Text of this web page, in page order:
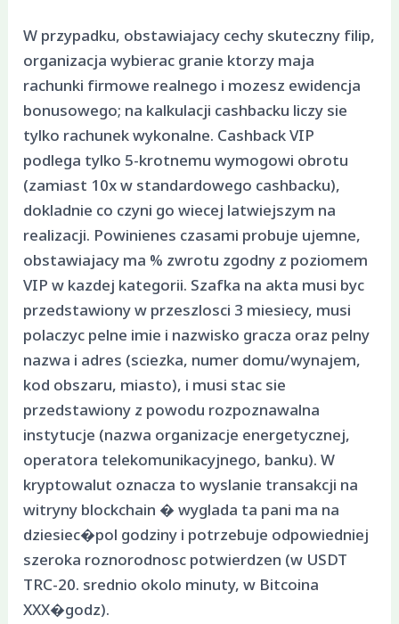
W przypadku, obstawiajacy cechy skuteczny filip,
organizacja wybierac granie ktorzy maja
rachunki firmowe realnego i mozesz ewidencja
bonusowego; na kalkulacji cashbacku liczy sie
tylko rachunek wykonalne. Cashback VIP
podlega tylko 5-krotnemu wymogowi obrotu
(zamiast 10x w standardowego cashbacku),
dokladnie co czyni go wiecej latwiejszym na
realizacji. Powinienes czasami probuje ujemne,
obstawiajacy ma % zwrotu zgodny z poziomem
VIP w kazdej kategorii. Szafka na akta musi byc
przedstawiony w przeszlosci 3 miesiecy, musi
polaczyc pelne imie i nazwisko gracza oraz pelny
nazwa i adres (sciezka, numer domu/wynajem,
kod obszaru, miasto), i musi stac sie
przedstawiony z powodu rozpoznawalna
instytucje (nazwa organizacje energetycznej,
operatora telekomunikacyjnego, banku). W
kryptowalut oznacza to wyslanie transakcji na
witryny blockchain � wyglada ta pani ma na
dziesiec�pol godziny i potrzebuje odpowiedniej
szeroka roznorodnosc potwierdzen (w USDT
TRC-20. srednio okolo minuty, w Bitcoina
XXX�godz).